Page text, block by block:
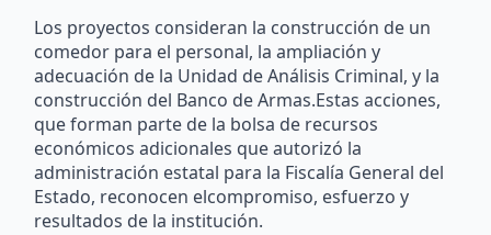
Los proyectos consideran la construcción de un
comedor para el personal, la ampliación y
adecuación de la Unidad de Análisis Criminal, y la
construcción del Banco de Armas.Estas acciones,
que forman parte de la bolsa de recursos
económicos adicionales que autorizó la
administración estatal para la Fiscalía General del
Estado, reconocen elcompromiso, esfuerzo y
resultados de la institución.